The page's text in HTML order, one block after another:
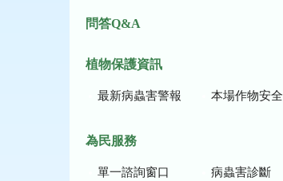
問答Q&A
植物保護資訊
最新病蟲害警報 本場作物安全用藥資訊
為民服務
單一諮詢窗口 病蟲害診斷